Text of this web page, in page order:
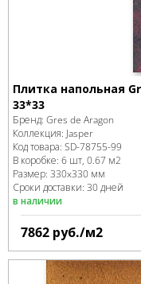
Плитка напольная
33*33
Бренд: Gres de Aragon
Коллекция: Jasper
Код товара: SD-78755-99
В коробке: 6 шт, 0.67 м2
Размер: 330x330 мм
Сроки доставки: 30 дней
в наличии
7862 руб./м2